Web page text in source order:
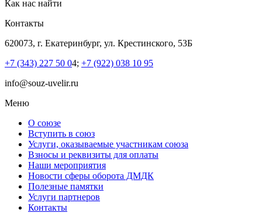
Как нас найти
Контакты
620073, г. Екатеринбург, ул. Крестинского, 53Б
+7 (343) 227 50 04; +7 (922) 038 10 95
info@souz-uvelir.ru
Меню
О союзе
Вступить в союз
Услуги, оказываемые участникам союза
Взносы и реквизиты для оплаты
Наши мероприятия
Новости сферы оборота ДМДК
Полезные памятки
Услуги партнеров
Контакты